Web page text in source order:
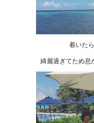
着いた
綺麗過ぎてため息